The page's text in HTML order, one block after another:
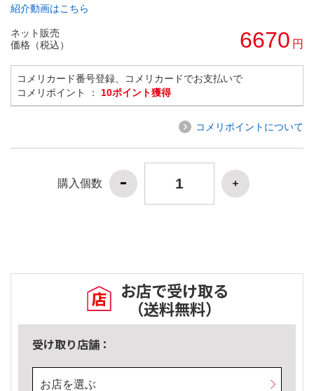
紹介動画はこちら
ネット販売
価格（税込）
6670 円
コメリカード番号登録、コメリカードでお支払いで
コメリポイント ： 10ポイント獲得
コメリポイントについて
購入個数
お店で受け取る
（送料無料）
受け取り店舗：
お店を選ぶ